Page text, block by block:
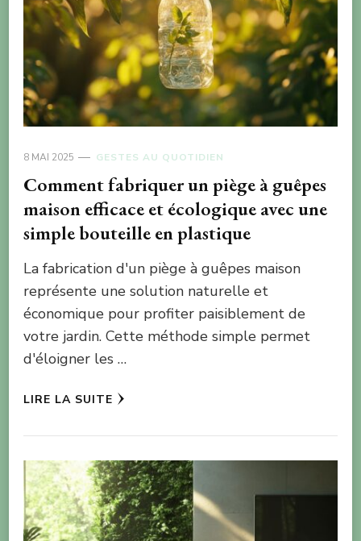
8 MAI 2025 GESTES AU QUOTIDIEN
Comment fabriquer un piège à guêpes
maison efficace et écologique avec une
simple bouteille en plastique
La fabrication d'un piège à guêpes maison
représente une solution naturelle et
économique pour profiter paisiblement de
votre jardin. Cette méthode simple permet
d'éloigner les …
LIRE LA SUITE